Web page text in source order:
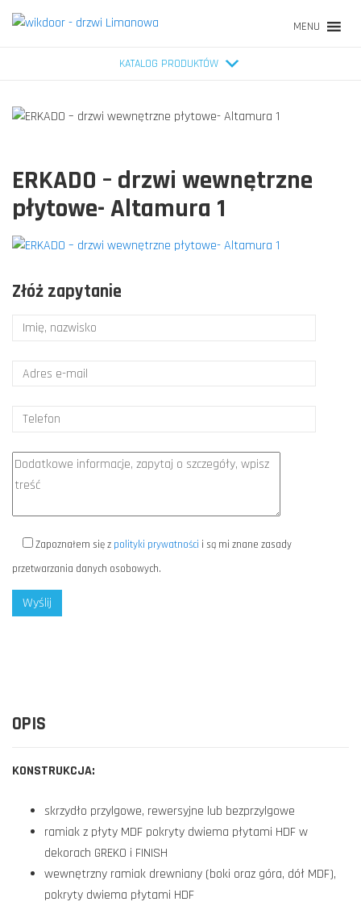
MENU
KATALOG PRODUKTÓW
ERKADO – drzwi wewnętrzne
płytowe- Altamura 1
Złóż zapytanie
Zapoznałem się z polityki prywatności i są mi znane zasady
przetwarzania danych osobowych.
OPIS
KONSTRUKCJA:
skrzydło przylgowe, rewersyjne lub bezprzylgowe
ramiak z płyty MDF pokryty dwiema płytami HDF w
dekorach GREKO i FINISH
wewnętrzny ramiak drewniany (boki oraz góra, dół MDF),
pokryty dwiema płytami HDF